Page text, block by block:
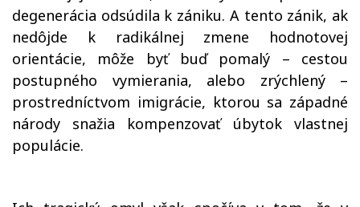
degenerácia odsúdila k zániku. A tento zánik, ak
nedôjde k radikálnej zmene hodnotovej
orientácie, môže byť buď pomalý – cestou
postupného vymierania, alebo zrýchlený –
prostredníctvom imigrácie, ktorou sa západné
národy snažia kompenzovať úbytok vlastnej
populácie.